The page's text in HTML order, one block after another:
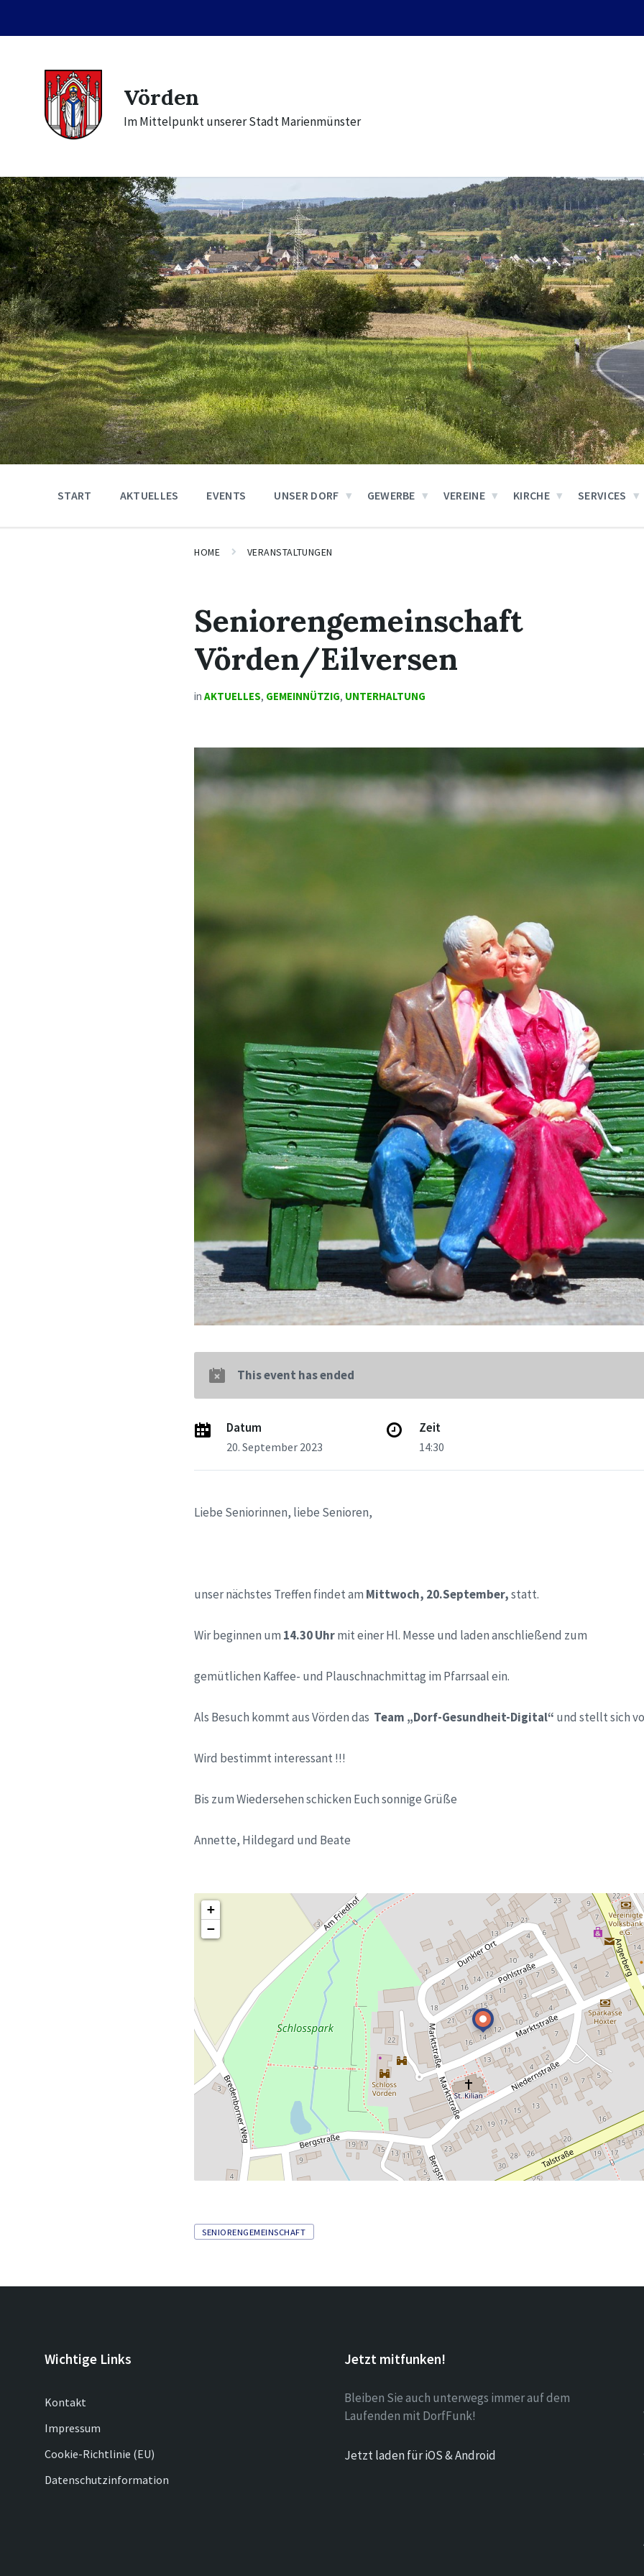
content
main
footer
Vörden
Im Mittelpunkt unserer Stadt Marienmünster
START AKTUELLES EVENTS UNSER DORF GEWERBE VEREINE KIRCHE SERVICES
HOME VERANSTALTUNGEN
Seniorengemeinschaft
Vörden/Eilversen
inAKTUELLES, GEMEINNÜTZIG, UNTERHALTUNG
This event has ended
Datum
20. September 2023
Zeit
14:30
Liebe Seniorinnen, liebe Senioren,
unser nächstes Treffen findet am Mittwoch, 20.September,statt.
Wir beginnen um 14.30 Uhrmit einer Hl. Messe und laden anschließend zum
gemütlichen Kaffee- und Plauschnachmittag im Pfarrsaal ein.
Als Besuch kommt aus Vörden das Team „Dorf-Gesundheit-Digital“ und stellt sich
Wird bestimmt interessant !!!
Bis zum Wiedersehen schicken Euch sonnige Grüße
Annette, Hildegard und Beate
+
−
Tags
SENIORENGEMEINSCHAFT
Wichtige Links
Kontakt
Impressum
Cookie-Richtlinie (EU)
Datenschutzinformation
Jetzt mitfunken!
Bleiben Sie auch unterwegs immer auf dem
Laufenden mit DorfFunk!
Jetzt laden für iOS & Android